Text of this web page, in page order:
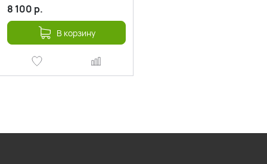
8 100 р.
В корзину